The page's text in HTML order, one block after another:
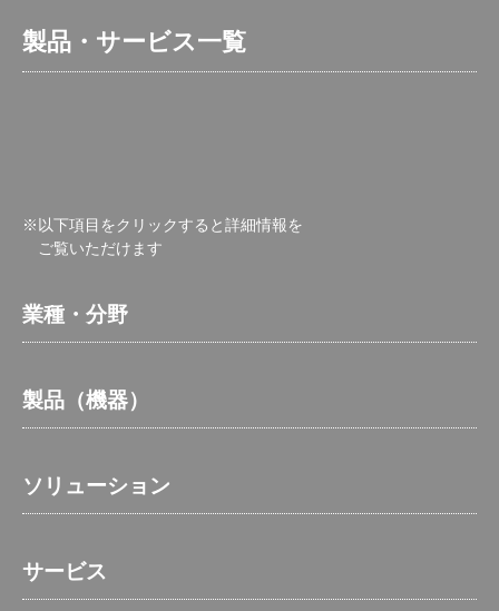
製品・サービス一覧
※以下項目をクリックすると詳細情報を
ご覧いただけます
業種・分野
製品（機器）
ソリューション
サービス